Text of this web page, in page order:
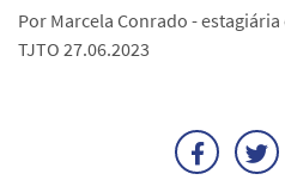
Por Marcela Conrado -
TJTO 27.06.2023
Facebook